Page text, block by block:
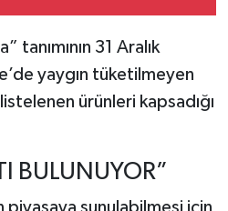
tanımının 31 Aralık
yaygın tüketilmeyen
ürünleri kapsadığı
BULUNUYOR”